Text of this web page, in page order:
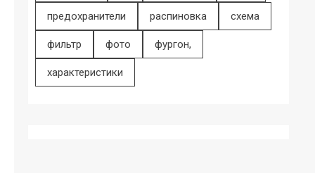
предохранители распиновка схема
фильтр фото фургон,
характеристики